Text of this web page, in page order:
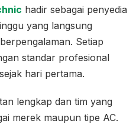
hadir sebagai penyedia
yang langsung
Setiap
standar profesional
hari pertama.
lengkap dan tim yang
merek maupun tipe AC.